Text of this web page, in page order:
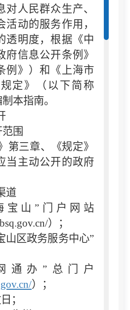
对人民群众生产、
活动的服务作用，
透明度，根据《中
府信息公开条例》
例》）和《上海市
定》（以下简称
本指南。
围
第三章、《规定》
当主动公开的政府
道
宝山”门户网站
）；
山区政务服务中心”
通办”总门户
）；
；